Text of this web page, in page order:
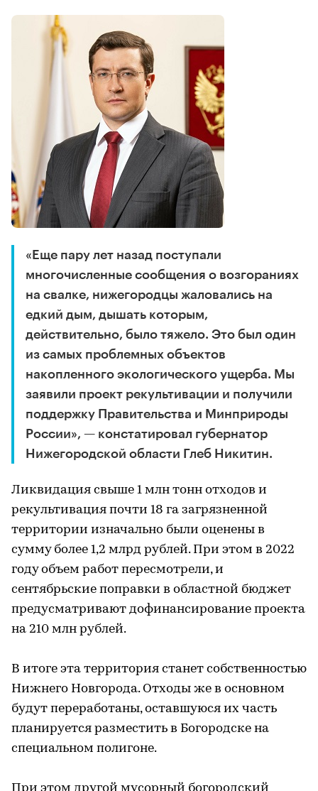
«Еще пару лет назад поступали
многочисленные сообщения о возгораниях
на свалке, нижегородцы жаловались на
едкий дым, дышать которым,
действительно, было тяжело. Это был один
из самых проблемных объектов
накопленного экологического ущерба. Мы
заявили проект рекультивации и получили
поддержку Правительства и Минприроды
России», — констатировал губернатор
Нижегородской области Глеб Никитин.
Ликвидация свыше 1 млн тонн отходов и
рекультивация почти 18 га загрязненной
территории изначально были оценены в
сумму более 1,2 млрд рублей. При этом в 2022
году объем работ пересмотрели, и
сентябрьские поправки в областной бюджет
предусматривают дофинансирование проекта
на 210 млн рублей.
В итоге эта территория станет собственностью
Нижнего Новгорода. Отходы же в основном
будут переработаны, оставшуюся их часть
планируется разместить в Богородске на
специальном полигоне.